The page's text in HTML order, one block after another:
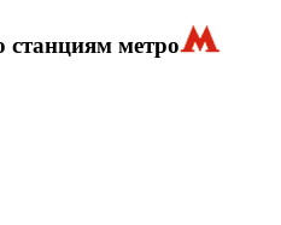
станциям метро